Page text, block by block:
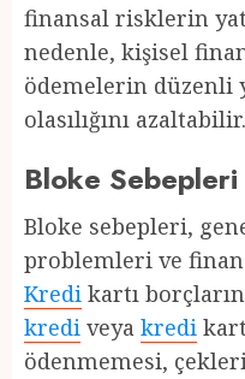
finansal risklerin
nedenle, kişisel
ödemelerin düzenli
olasılığını azaltabilir.
Bloke
Bloke sebepleri,
problemleri ve
Kredi kartı
kredi veya kredi
ödenmemesi,